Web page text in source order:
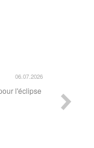
06.07.2026
l'éclipse